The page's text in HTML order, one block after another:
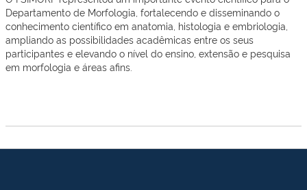
Departamento de Morfologia, fortalecendo e disseminando o
conhecimento científico em anatomia, histologia e embriologia,
ampliando as possibilidades acadêmicas entre os seus
participantes e elevando o nível do ensino, extensão e pesquisa
em morfologia e áreas afins.